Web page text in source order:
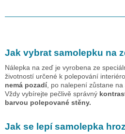
Jak vybrat samolepku na
Nálepka na zeď je vyrobena ze
životností určené k polepování
nemá pozadí, po nalepení zůstane na
Vždy vybírejte pečlivě správný
barvou polepované stěny.
Jak se lepí samolepka